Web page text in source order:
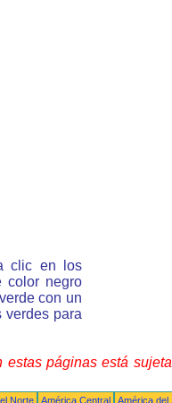
clic en los
color negro
con un
verdes para
estas páginas está
Norte América Central
América del